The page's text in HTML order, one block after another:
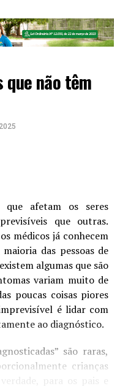
que não têm
que afetam os seres
que outras.
médicos já conhecem
das pessoas de
algumas que são
variam muito de
poucas coisas piores
é lidar com
ao diagnóstico.
são raras,
crianças